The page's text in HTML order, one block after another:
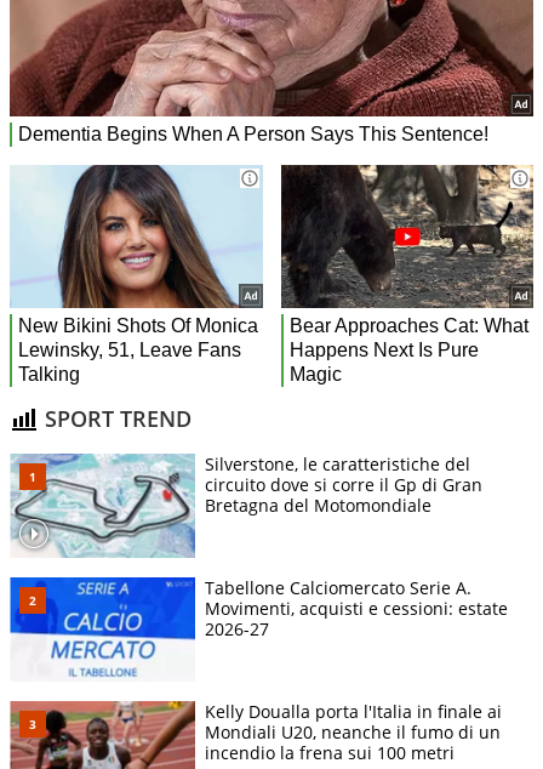
SPORT TREND
Silverstone, le caratteristiche del
circuito dove si corre il Gp di Gran
Bretagna del Motomondiale
Tabellone Calciomercato Serie A.
Movimenti, acquisti e cessioni: estate
2026-27
Kelly Doualla porta l'Italia in finale ai
Mondiali U20, neanche il fumo di un
incendio la frena sui 100 metri